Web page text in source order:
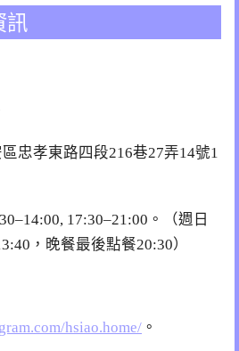
訊
忠孝東路四段216巷27弄14號1
17:30–21:00。（週日
，晚餐最後點餐20:30）
hsiao.home/ 。